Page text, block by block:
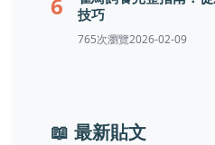
技巧
765次瀏覽2026-02-09
📖 最新貼文